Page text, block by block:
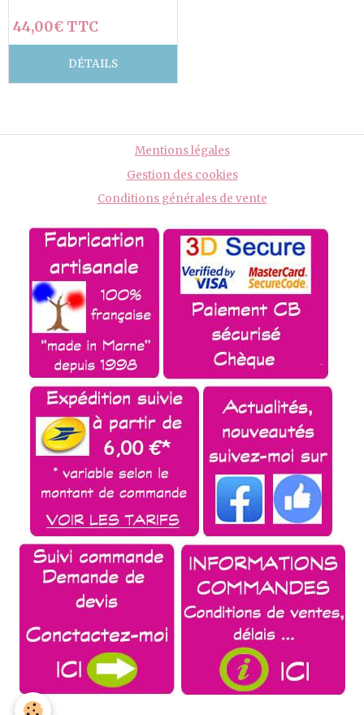
44,00€ TTC
DÉTAILS
Mentions légales
Gestion des cookies
Conditions générales de vente